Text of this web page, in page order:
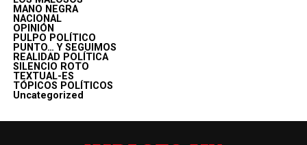
MANO NEGRA
NACIONAL
OPINIÓN
PULPO POLÍTICO
PUNTO… Y SEGUIMOS
REALIDAD POLÍTICA
SILENCIO ROTO
TEXTUAL-ES
TÓPICOS POLÍTICOS
Uncategorized